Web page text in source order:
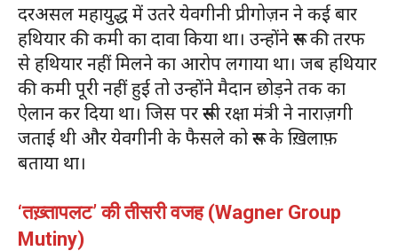
दरअसल महायुद्ध में उतरे येवगीनी प्रीगोज़न ने कई बार
हथियार की कमी का दावा किया था। उन्होंने रूस की तरफ
से हथियार नहीं मिलने का आरोप लगाया था। जब हथियार
की कमी पूरी नहीं हुई तो उन्होंने मैदान छोड़ने तक का
ऐलान कर दिया था। जिस पर रूसी रक्षा मंत्री ने नाराज़गी
जताई थी और येवगीनी के फैसले को रूस के ख़िलाफ़
बताया था।
‘तख़्तापलट’ की तीसरी वजह (Wagner Group
Mutiny)